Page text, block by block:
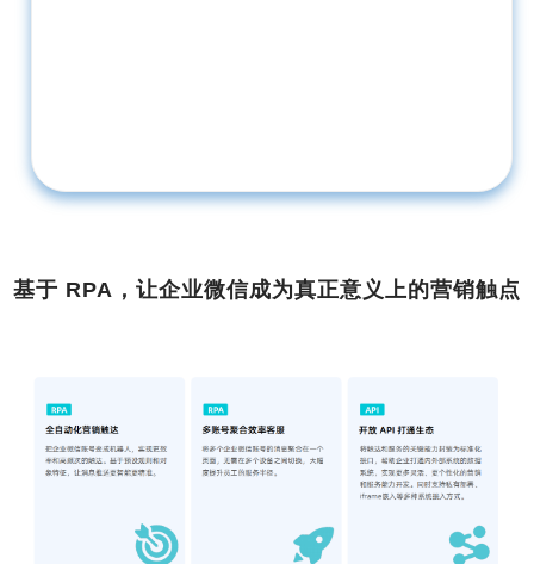
基于 RPA，让企业微信成为真正意义上的营销触点